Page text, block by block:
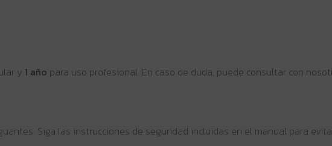
y 1 año para uso profesional. En caso de duda, puede consultar con
Siga las instrucciones de seguridad incluidas en el manual para